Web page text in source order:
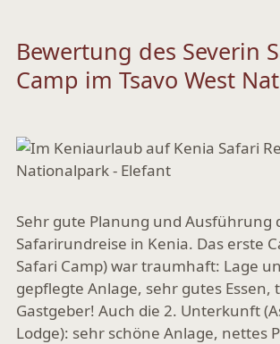
Bewertung des Severin
Camp im Tsavo West
Sehr gute Planung und Ausführung
Safarirundreise in Kenia. Das erste
Safari Camp) war traumhaft: Lage
gepflegte Anlage, sehr gutes Essen,
Gastgeber! Auch die 2. Unterkunft
Lodge): sehr schöne Anlage, nettes